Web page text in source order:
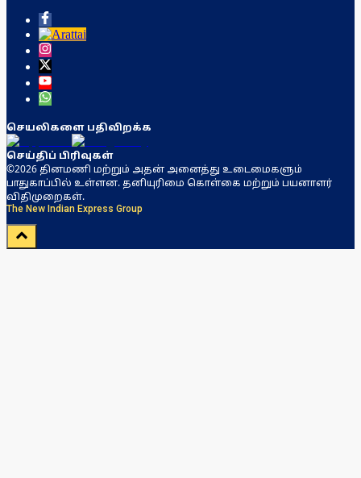
செயலிகளை பதிவிறக்க
செய்திப் பிரிவுகள்
©2026 தினமணி மற்றும் அதன் அனைத்து உடைமைகளும்
பாதுகாப்பில் உள்ளன. தனியுரிமை கொள்கை மற்றும் பயனாளர்
விதிமுறைகள்.
The New Indian Express Group